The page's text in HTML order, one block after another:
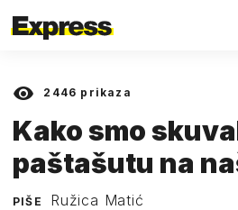
2446 prikaza
Kako smo
paštašutu na
PIŠE Ružica Matić